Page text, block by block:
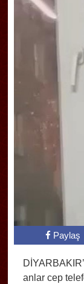
Paylaş
anlar cep